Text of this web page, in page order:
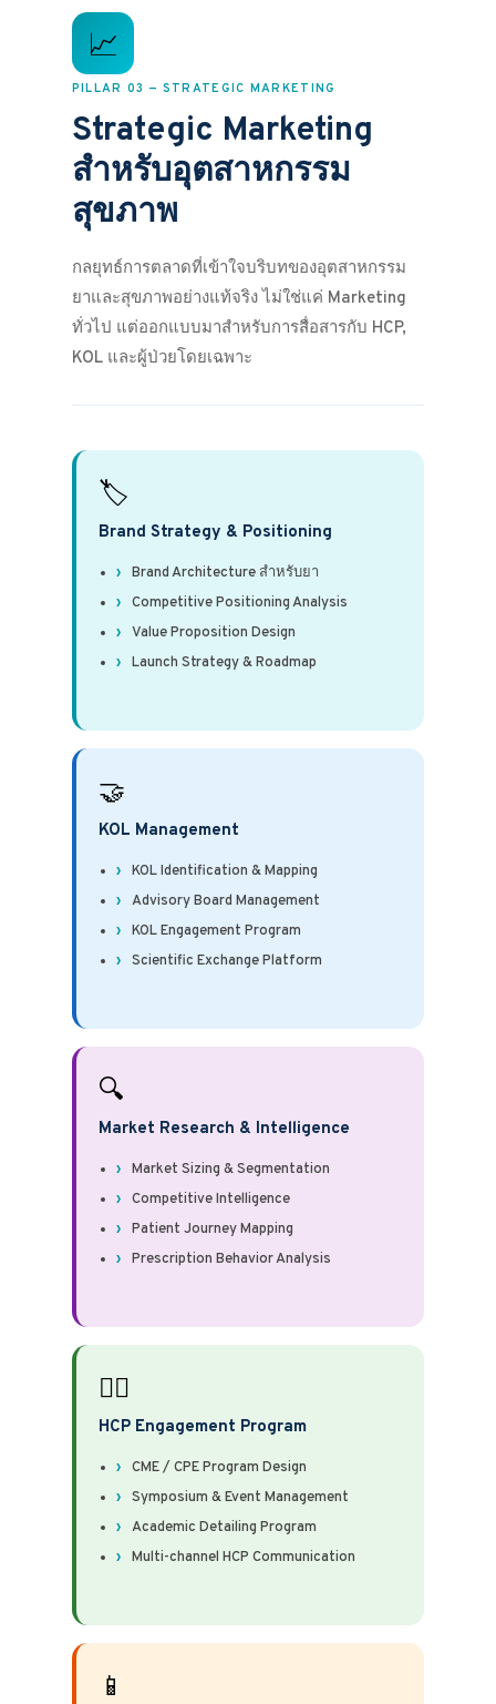
📈
PILLAR 03 — STRATEGIC MARKETING
Strategic Marketing
สำหรับอุตสาหกรรม
สุขภาพ
กลยุทธ์การตลาดที่เข้าใจบริบทของอุตสาหกรรม
ยาและสุขภาพอย่างแท้จริง ไม่ใช่แค่ Marketing
ทั่วไป แต่ออกแบบมาสำหรับการสื่อสารกับ HCP,
KOL และผู้ป่วยโดยเฉพาะ
🏷️
Brand Strategy & Positioning
Brand Architecture สำหรับยา
Competitive Positioning Analysis
Value Proposition Design
Launch Strategy & Roadmap
🤝
KOL Management
KOL Identification & Mapping
Advisory Board Management
KOL Engagement Program
Scientific Exchange Platform
🔍
Market Research & Intelligence
Market Sizing & Segmentation
Competitive Intelligence
Patient Journey Mapping
Prescription Behavior Analysis
👨‍⚕️
HCP Engagement Program
CME / CPE Program Design
Symposium & Event Management
Academic Detailing Program
Multi-channel HCP Communication
📱